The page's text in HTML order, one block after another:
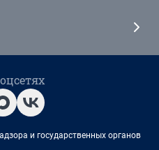
и государственных органов